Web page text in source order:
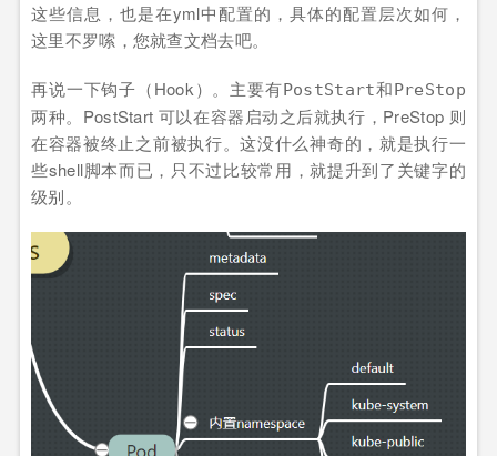
这些信息，也是在yml中配置的，具体的配置层次如何，
这里不罗嗦，您就查文档去吧。
再说一下钩子（Hook）。主要有PostStart和PreStop
两种。PostStart 可以在容器启动之后就执行，PreStop 则
在容器被终止之前被执行。这没什么神奇的，就是执行一
些shell脚本而已，只不过比较常用，就提升到了关键字的
级别。